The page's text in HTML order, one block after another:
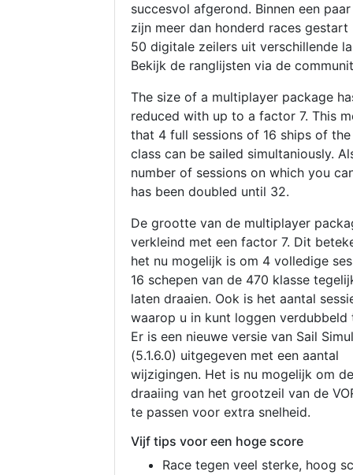
succesvol afgerond. Binnen een
zijn meer dan honderd races gestart
50 digitale zeilers uit verschillende
Bekijk de ranglijsten via de
The size of a multiplayer package
reduced with up to a factor 7. This
that 4 full sessions of 16 ships of
class can be sailed simultaniously.
number of sessions on which you
has been doubled until 32.
De grootte van de multiplayer
verkleind met een factor 7. Dit
het nu mogelijk is om 4 volledige
16 schepen van de 470 klasse
laten draaien. Ook is het aantal
waarop u in kunt loggen verdubbeld
Er is een nieuwe versie van Sail
(5.1.6.0) uitgegeven met een aantal
wijzigingen. Het is nu mogelijk om de
draaiing van het grootzeil van de
te passen voor extra snelheid.
Vijf tips voor een hoge score
Race tegen veel sterke, hoog